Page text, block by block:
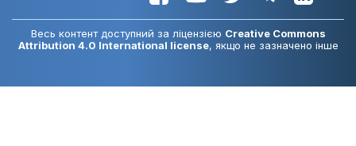
Весь контент доступний за ліцензією Creative Commons
Attribution 4.0 International license, якщо не зазначено інше